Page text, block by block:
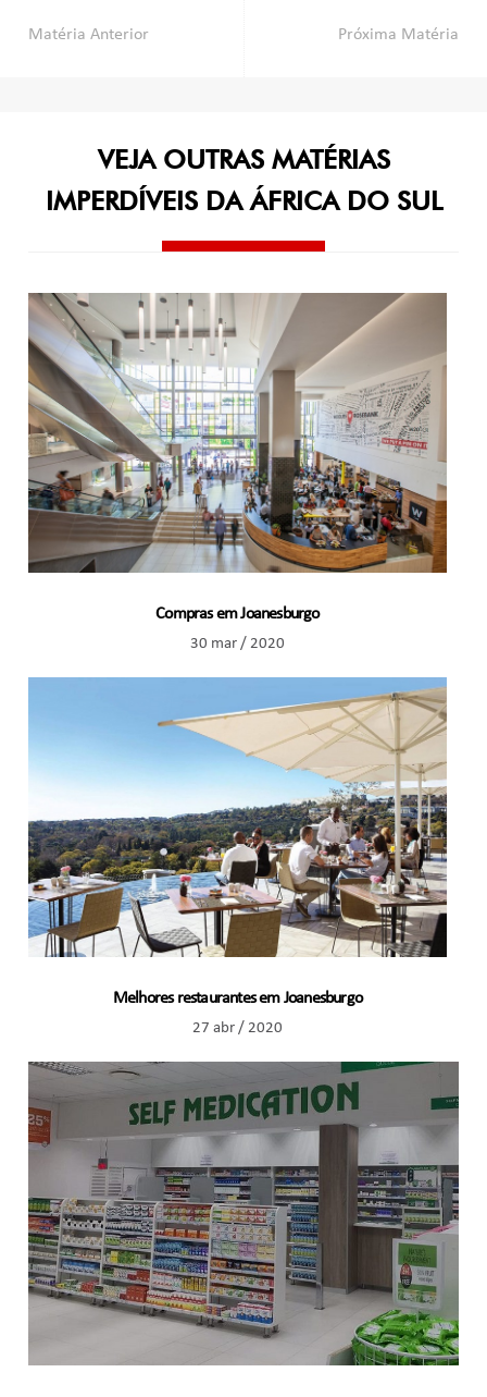
Navegação
Matéria Anterior Próxima Matéria
VEJA OUTRAS MATÉRIAS
IMPERDÍVEIS DA ÁFRICA DO SUL
Compras em Joanesburgo
30 mar / 2020
Melhores restaurantes em Joanesburgo
27 abr / 2020